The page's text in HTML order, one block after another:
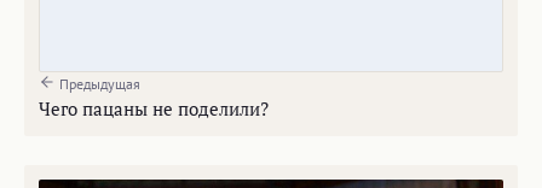
Предыдущая
Чего пацаны не поделили?